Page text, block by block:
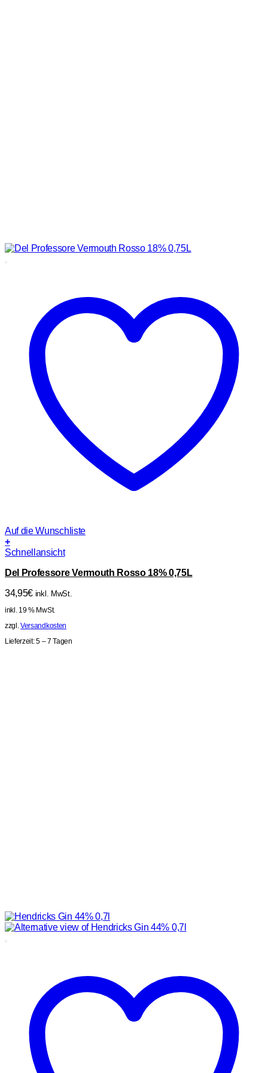
Auf die Wunschliste
+
Schnellansicht
Del Professore Vermouth Rosso 18% 0,75L
34,95€ inkl. MwSt.
inkl. 19 % MwSt.
zzgl.Versandkosten
Lieferzeit:5 – 7 Tagen